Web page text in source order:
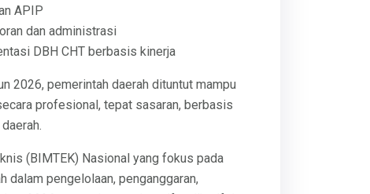
APIP
dan administrasi
DBH CHT berbasis kinerja
2026, pemerintah daerah dituntut mampu
profesional, tepat sasaran, berbasis
(BIMTEK) Nasional yang fokus pada
dalam pengelolaan, penganggaran,